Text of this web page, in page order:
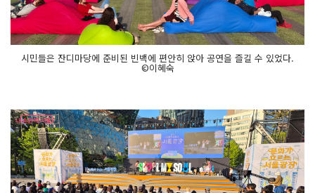
시민들은 잔디마당에 준비된 빈백에 편안히 앉아 공연을 즐길 수 있었다.
©이혜숙